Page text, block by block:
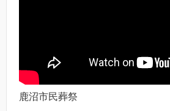
鹿沼市民葬祭